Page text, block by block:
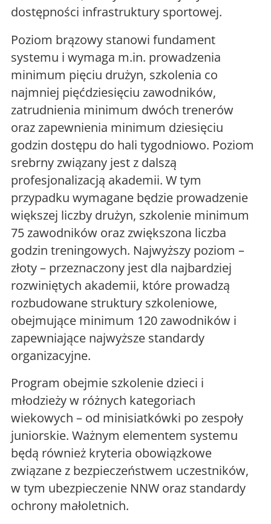
dostępności infrastruktury sportowej.
Poziom brązowy stanowi fundament
systemu i wymaga m.in. prowadzenia
minimum pięciu drużyn, szkolenia co
najmniej pięćdziesięciu zawodników,
zatrudnienia minimum dwóch trenerów
oraz zapewnienia minimum dziesięciu
godzin dostępu do hali tygodniowo. Poziom
srebrny związany jest z dalszą
profesjonalizacją akademii. W tym
przypadku wymagane będzie prowadzenie
większej liczby drużyn, szkolenie minimum
75 zawodników oraz zwiększona liczba
godzin treningowych. Najwyższy poziom –
złoty – przeznaczony jest dla najbardziej
rozwiniętych akademii, które prowadzą
rozbudowane struktury szkoleniowe,
obejmujące minimum 120 zawodników i
zapewniające najwyższe standardy
organizacyjne.
Program obejmie szkolenie dzieci i
młodzieży w różnych kategoriach
wiekowych – od minisiatkówki po zespoły
juniorskie. Ważnym elementem systemu
będą również kryteria obowiązkowe
związane z bezpieczeństwem uczestników,
w tym ubezpieczenie NNW oraz standardy
ochrony małoletnich.